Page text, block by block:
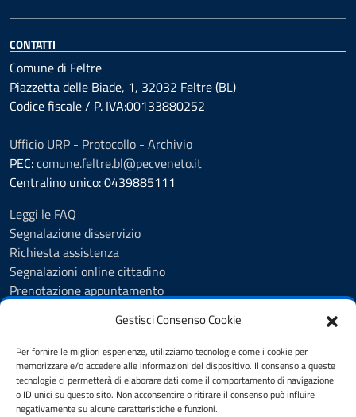
Gestisci Consenso Cookie
Per fornire le migliori esperienze, utilizziamo tecnologie come i cookie per
memorizzare e/o accedere alle informazioni del dispositivo. Il consenso a queste
tecnologie ci permetterà di elaborare dati come il comportamento di navigazione
o ID unici su questo sito. Non acconsentire o ritirare il consenso può influire
negativamente su alcune caratteristiche e funzioni.
CONTATTI
Comune di Feltre
Piazzetta delle Biade, 1, 32032 Feltre (BL)
Codice fiscale / P. IVA:00133880252
Ufficio URP - Protocollo - Archivio
PEC:comune.feltre.bl@pecveneto.it
Centralino unico: 0439885111
Leggi le FAQ
Segnalazione disservizio
Richiesta assistenza
Segnalazioni online cittadino
Prenotazione appuntamento
Amministrazione trasparente
Informativa privacy
Cookie Policy (UE)
Dichiarazione di accessibilità